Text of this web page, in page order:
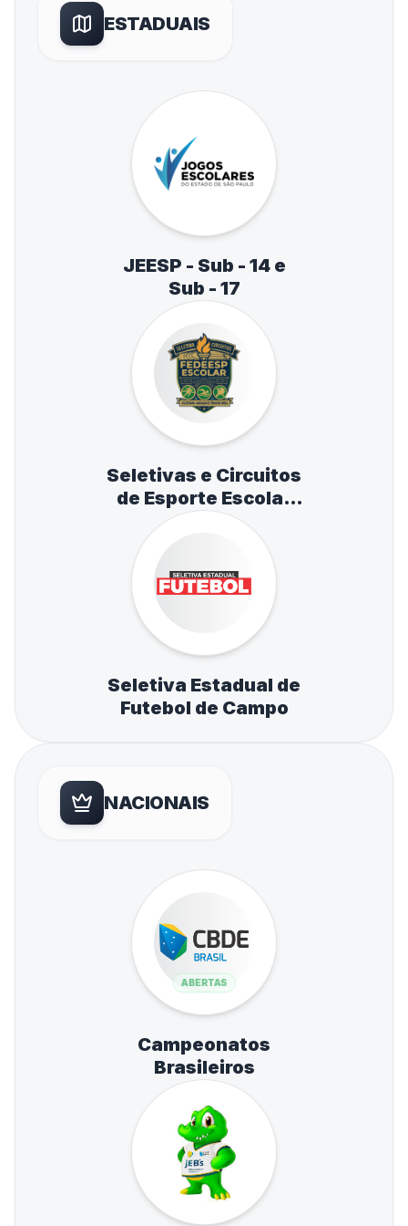
ESTADUAIS
JEESP - Sub - 14 e
Sub - 17
Seletivas e Circuitos
de Esporte Escolar
de Atletismo,
Natação e Tênis de
Mesa
Seletiva Estadual de
Futebol de Campo
NACIONAIS
ABERTAS
Campeonatos
Brasileiros